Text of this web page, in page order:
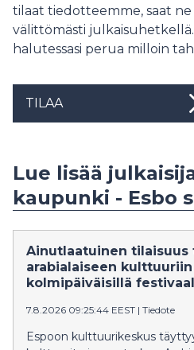
tilaat tiedotteemme, saat ne
välittömästi
halutessasi perua milloin
TILAA
Lue lisää
kaupunki - Esbo
Ainutlaatuinen tilaisuus
arabialaiseen kulttuuriin
kolmipäiväisillä
7.8.2026 09:25:44 EEST | Tiedote
Espoon kulttuurikeskus